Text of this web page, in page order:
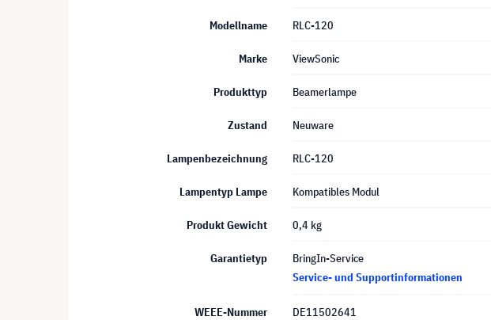
Modellname RLC-120
Marke ViewSonic
Produkttyp Beamerlampe
Zustand Neuware
Lampenbezeichnung RLC-120
Lampentyp Lampe Kompatibles Modul
Produkt Gewicht 0,4 kg
Garantietyp
BringIn-Service
Service- und Supportinformationen
WEEE-Nummer DE11502641